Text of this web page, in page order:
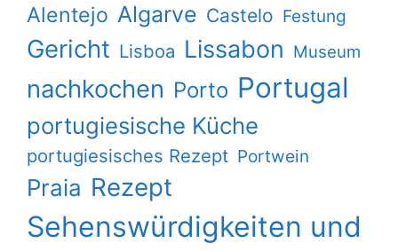
Alentejo Algarve Castelo Festung
Gericht Lisboa Lissabon Museum
nachkochen Porto Portugal
portugiesische Küche
portugiesisches Rezept Portwein
Praia Rezept
Sehenswürdigkeiten und